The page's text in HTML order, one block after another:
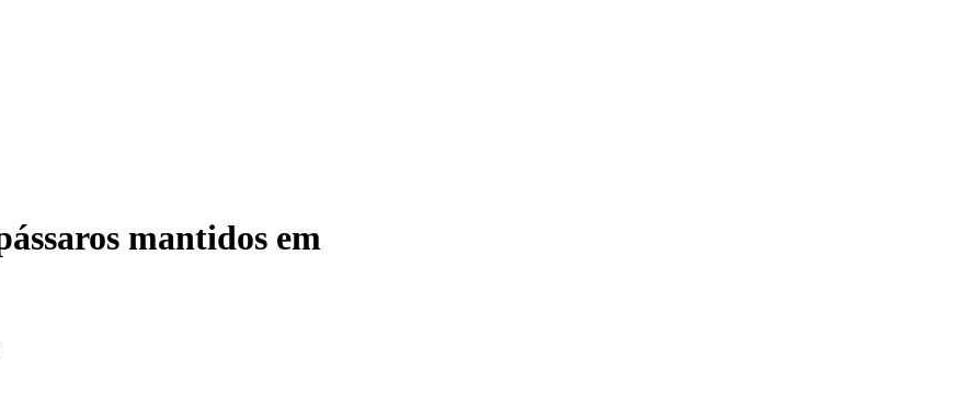
mantidos em